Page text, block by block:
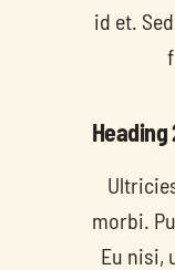
id et.
Heading
morbi.
Eu nisi,